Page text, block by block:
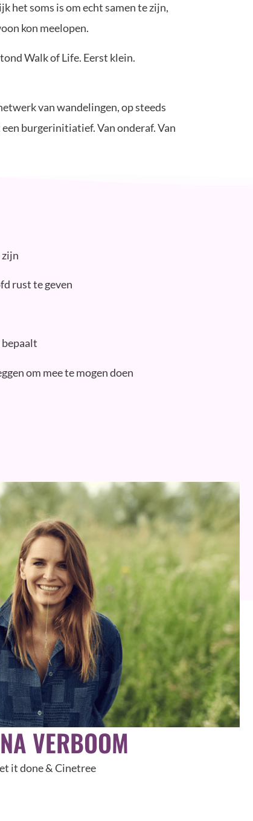
het soms is om echt samen te zijn,
kon meelopen.
Walk of Life. Eerst klein.
van wandelingen, op steeds
burgerinitiatief. Van onderaf. Van
rust te geven
om mee te mogen doen
VERBOOM
it done & Cinetree